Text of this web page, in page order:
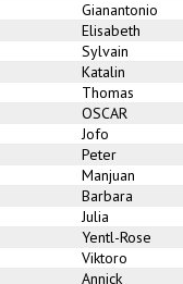
Gianantonio
Elisabeth
Sylvain
Katalin
Thomas
OSCAR
Jofo
Peter
Manjuan
Barbara
Julia
Yentl-Rose
Viktoro
Annick